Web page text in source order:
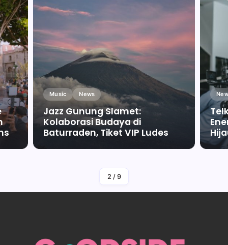
Music News
Jazz Gunung Slamet:
Kolaborasi Budaya di
Baturraden, Tiket VIP Ludes
By Falah Malaika Az Zahra
2 / 9